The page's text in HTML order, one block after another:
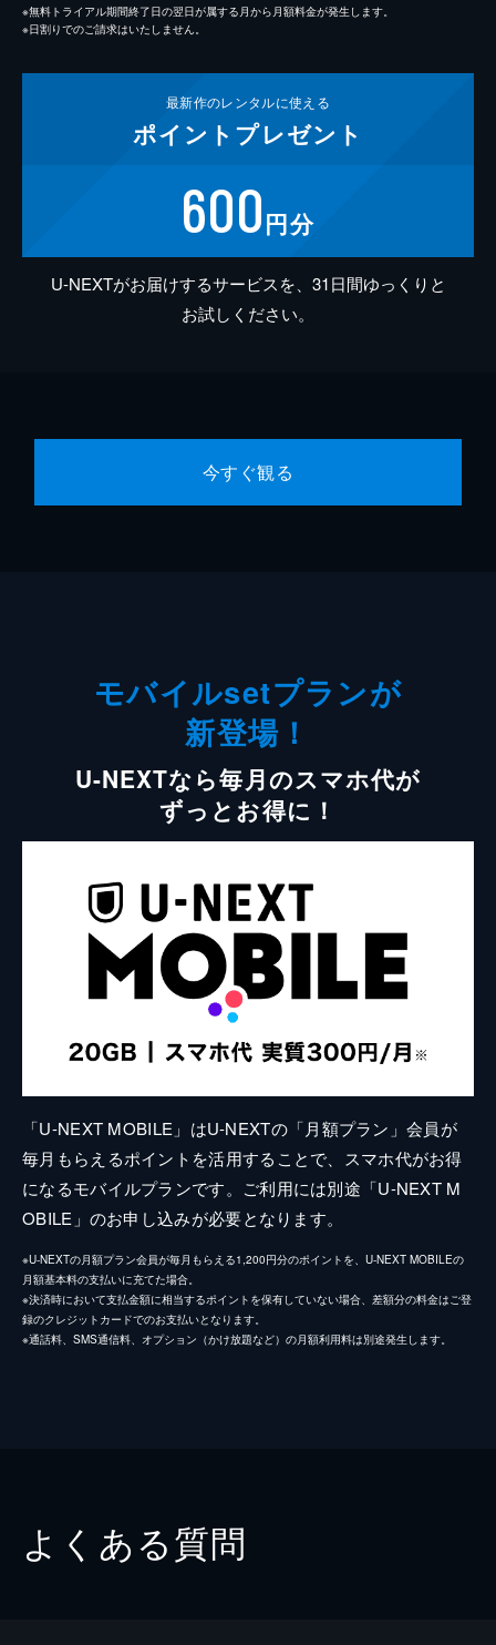
※無料トライアル期間終了日の翌日が属する月から月額料金が発生します。
※日割りでのご請求はいたしません。
最新作のレンタルに使える
ポイント プレゼント
600円分
U-NEXTがお届けするサービスを、31日間ゆっくりと
お試しください。
今すぐ観る
モバイルsetプランが
新登場！
U-NEXTなら毎月のスマホ代が
ずっとお得に！
「U-NEXT MOBILE」はU-NEXTの「月額プラン」会員が
毎月もらえるポイントを活用することで、スマホ代がお得
になるモバイルプランです。ご利用には別途「U-NEXT M
OBILE」のお申し込みが必要となります。
※U-NEXTの月額プラン会員が毎月もらえる1,200円分のポイントを、U-NEXT MOBILEの
月額基本料の支払いに充てた場合。
※決済時において支払金額に相当するポイントを保有していない場合、差額分の料金はご登
録のクレジットカードでのお支払いとなります。
※通話料、SMS通信料、オプション（かけ放題など）の月額利用料は別途発生します。
よくある質問